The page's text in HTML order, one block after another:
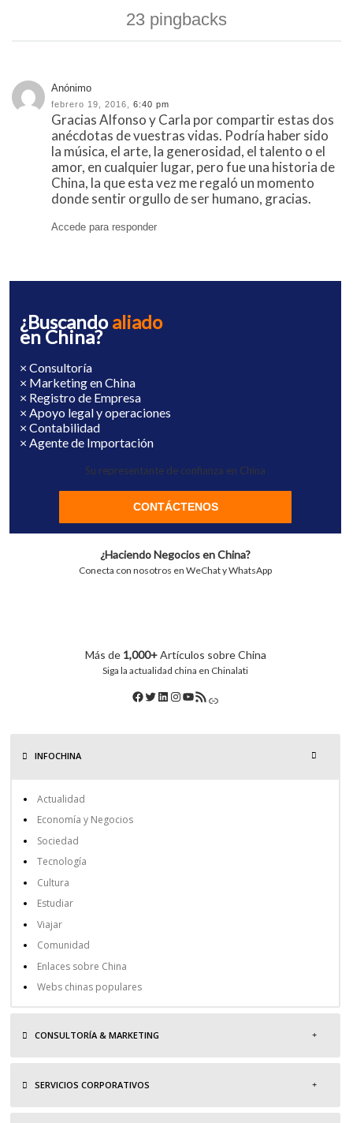
23 pingbacks
Anónimo
febrero 19, 2016, 6:40 pm
Gracias Alfonso y Carla por compartir estas dos
anécdotas de vuestras vidas. Podría haber sido
la música, el arte, la generosidad, el talento o el
amor, en cualquier lugar, pero fue una historia de
China, la que esta vez meregaló un momento
donde sentir orgullo de ser humano, gracias.
Accede para responder
¿Buscandoaliado
en China?
× Consultoría
× Marketing en China
× Registro de Empresa
× Apoyo legal y operaciones
× Contabilidad
× Agente de Importación
Su representante de confianza en China
CONTÁCTENOS
¿Haciendo Negocios en China?
Conecta con nosotros en WeChat y WhatsApp
Más de 1,000+Artículos sobre China
Siga la actualidad china en Chinalati
INFOCHINA
Actualidad
Economía y Negocios
Sociedad
Tecnología
Cultura
Estudiar
Viajar
Comunidad
Enlaces sobre China
Webs chinas populares
CONSULTORÍA & MARKETING
SERVICIOS CORPORATIVOS